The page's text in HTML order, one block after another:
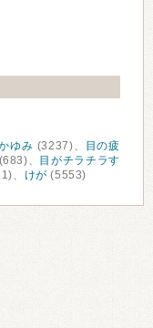
ゆみ (3237)、
目の疲
(683)、
目がチラチラす
、 けが (5553)